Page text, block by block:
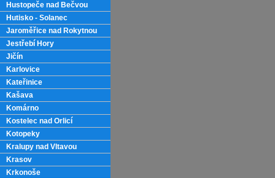
Hustopeče nad Bečvou
Hutisko - Solanec
Jaroměřice nad Rokytnou
Jestřebí Hory
Jičín
Karlovice
Kateřinice
Kašava
Komárno
Kostelec nad Orlicí
Kotopeky
Kralupy nad Vltavou
Krasov
Krkonoše